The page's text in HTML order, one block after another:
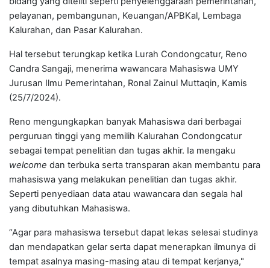
pelayanan, pembangunan, Keuangan/APBKal, Lembaga
Kalurahan, dan Pasar Kalurahan.
Hal tersebut terungkap ketika Lurah Condongcatur, Reno
Candra Sangaji, menerima wawancara Mahasiswa UMY
Jurusan Ilmu Pemerintahan, Ronal Zainul Muttaqin, Kamis
(25/7/2024).
Reno mengungkapkan banyak Mahasiswa dari berbagai
perguruan tinggi yang memilih Kalurahan Condongcatur
sebagai tempat penelitian dan tugas akhir. Ia mengaku
welcome dan terbuka serta transparan akan membantu para
mahasiswa yang melakukan penelitian dan tugas akhir.
Seperti penyediaan data atau wawancara dan segala hal
yang dibutuhkan Mahasiswa.
“Agar para mahasiswa tersebut dapat lekas selesai studinya
dan mendapatkan gelar serta dapat menerapkan ilmunya di
tempat asalnya masing-masing atau di tempat kerjanya,"